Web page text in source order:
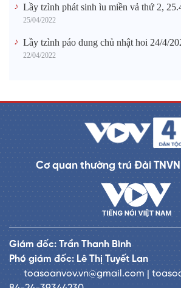
Lầy tzình phát sinh ìu miền vả thứ 2,
25/04/2022
Lầy tzình páo dung chủ nhật hoi 24/4/
22/04/2022
Cơ quan thường trú Đài
Giám đốc: Trần Thanh Bình
Phó giám đốc: Lê Thị Tuyết Lan
toasoanvov.vn@gmail.com |